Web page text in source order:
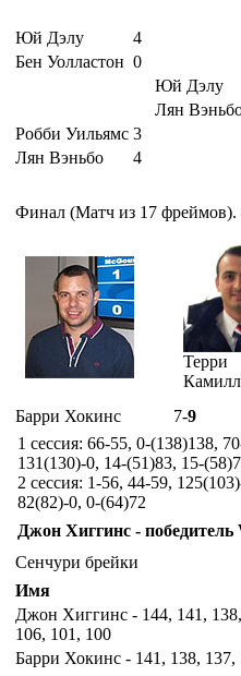
Юй Дэлу
4
Бен Уолластон 0
Юй Дэлу
Лян
Робби Уильямс 3
Лян Вэньбо
4
Финал (Матч из 17 фреймов).
Терри
Барри Хокинс
7-9
1 сессия: 66-55, 0-(138)138,
131(130)-0, 14-(51)83, 15-
2 сессия: 1-56, 44-59,
82(82)-0, 0-(64)72
Джон Хиггинс - победитель
Сенчури брейки
Имя
Джон Хиггинс - 144, 141,
106, 101, 100
Барри Хокинс - 141, 138, 137,